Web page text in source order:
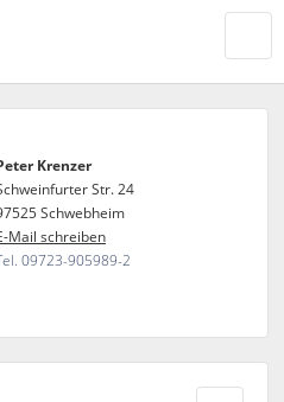
Krenzer
Str. 24
Schwebheim
Mail schreiben
09723-905989-2